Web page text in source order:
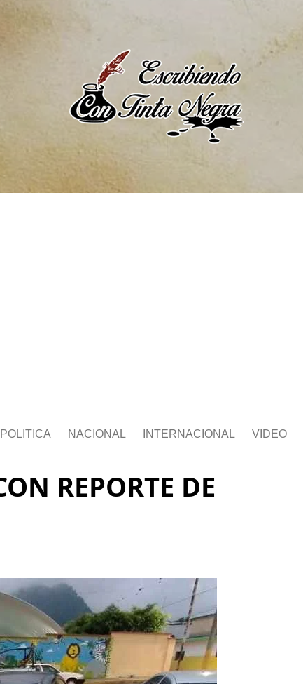
POLITICA NACIONAL INTERNACIONAL VIDEO
REPORTE DE